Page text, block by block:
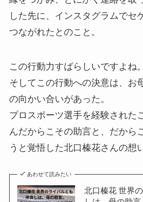
した先に、インスタグラムでセ
つながれたとのこと。
この行動力すばらしいですよね。
そしてこの行動への決意は、お
の向かい合いがあった。
プロスポーツ選手を経験された
んだからこその助言と、だから
うと覚悟した北口榛花さんの想
あわせて読みたい
北口榛花 世界